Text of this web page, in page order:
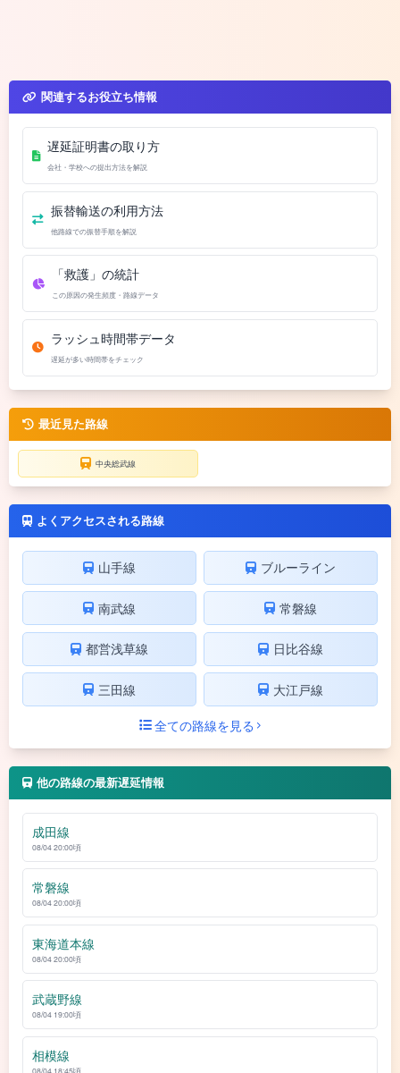
関連するお役立ち情報
遅延証明書の取り方
会社・学校への提出方法を解説
振替輸送の利用方法
他路線での振替手順を解説
「救護」の統計
この原因の発生頻度・路線データ
ラッシュ時間帯データ
遅延が多い時間帯をチェック
最近見た路線
中央総武線
よくアクセスされる路線
山手線 ブルーライン
南武線 常磐線
都営浅草線 日比谷線
三田線
大江戸線
全ての路線を見る
他の路線の最新遅延情報
成田線
08/04 20:00頃
常磐線
08/04 20:00頃
東海道本線
08/04 20:00頃
武蔵野線
08/04 19:00頃
相模線
08/04 18:45頃